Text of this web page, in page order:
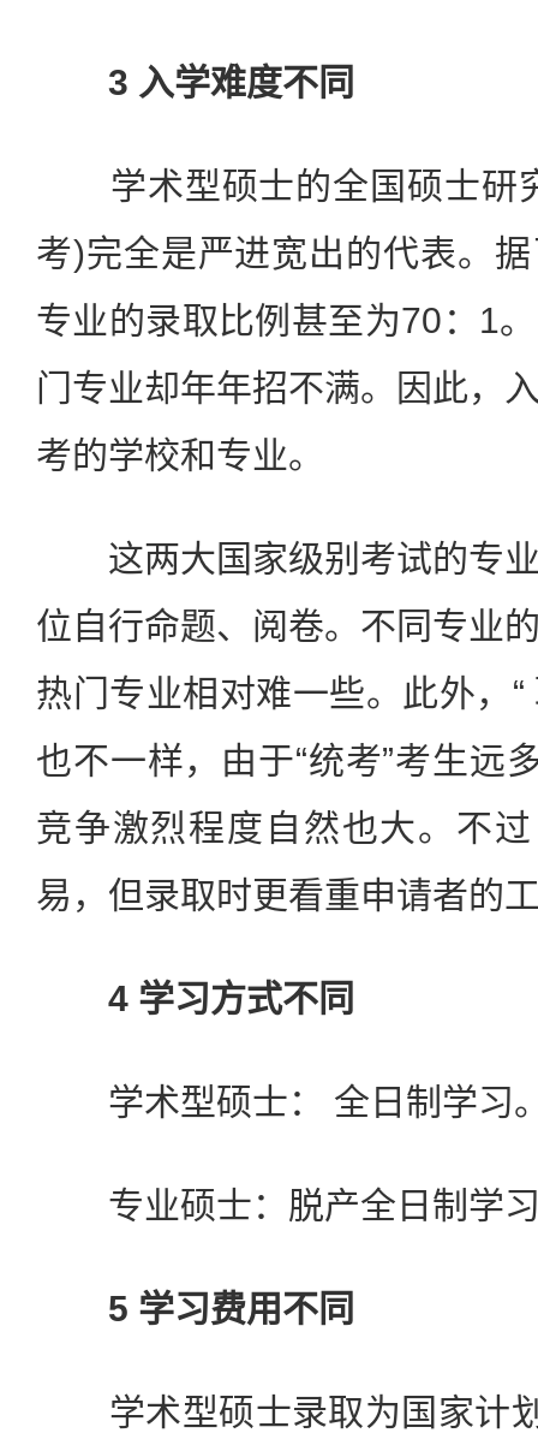
3 入学难度不同
学术型硕士的全国硕士研
考)完全是严进宽出的代表。
专业的录取比例甚至为70：1
门专业却年年招不满。因此，
考的学校和专业。
这两大国家级别考试的专业
位自行命题、阅卷。不同专业
热门专业相对难一些。此外，“
也不一样，由于“统考”考生远
竞争激烈程度自然也大。不
易，但录取时更看重申请者的
4 学习方式不同
学术型硕士： 全日制学习
专业硕士：脱产全日制学习
5 学习费用不同
学术型硕士录取为国家计